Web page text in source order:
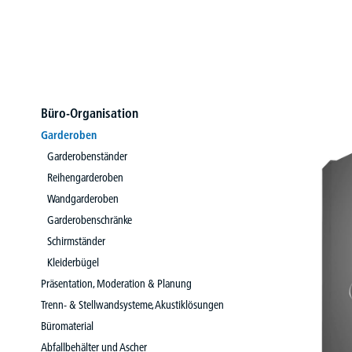
Büro-Organisation
Garderoben
Garderobenständer
Reihengarderoben
Wandgarderoben
Garderobenschränke
Schirmständer
Kleiderbügel
Präsentation, Moderation & Planung
Trenn- & Stellwandsysteme, Akustiklösungen
Büromaterial
Abfallbehälter und Ascher